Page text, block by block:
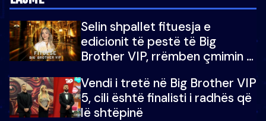
Selin shpallet fituesja e
edicionit të pestë të Big
Brother VIP, rrëmben çmimin e
Vendi i tretë në Big Brother VIP
5, cili është finalisti i radhës që
lë shtëpinë